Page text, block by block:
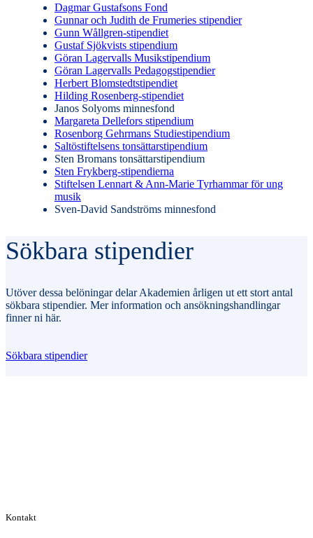
Dagmar Gustafsons Fond
Gunnar och Judith de Frumeries stipendier
Gunn Wållgren-stipendiet
Gustaf Sjökvists stipendium
Göran Lagervalls Musikstipendium
Göran Lagervalls Pedagogstipendier
Herbert Blomstedtstipendiet
Hilding Rosenberg-stipendiet
Janos Solyoms minnesfond
Margareta Dellefors stipendium
Rosenborg Gehrmans Studiestipendium
Saltöstiftelsens tonsättarstipendium
Sten Bromans tonsättarstipendium
Sten Frykberg-stipendierna
Stiftelsen Lennart & Ann-Marie Tyrhammar för ung
musik
Sven-David Sandströms minnesfond
Sökbara stipendier
Utöver dessa belöningar delar Akademien årligen ut ett stort antal
sökbara stipendier. Mer information och ansökningshandlingar
finner ni här.
Sökbara stipendier
Kontakt